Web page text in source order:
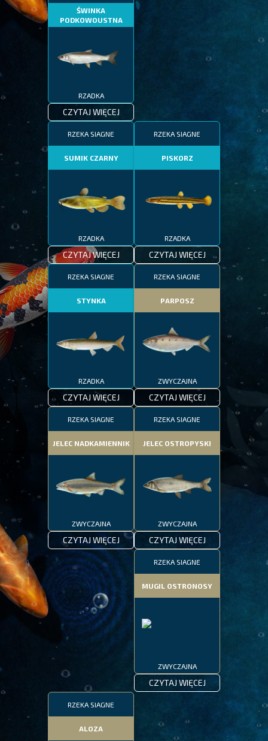
ŚWINKA
PODKOWOUSTNA
RZADKA
CZYTAJ WIĘCEJ
RZEKA SIAGNE
SUMIK CZARNY
RZADKA
CZYTAJ WIĘCEJ
RZEKA SIAGNE
PISKORZ
RZADKA
CZYTAJ WIĘCEJ
RZEKA SIAGNE
STYNKA
RZADKA
CZYTAJ WIĘCEJ
RZEKA SIAGNE
PARPOSZ
ZWYCZAJNA
CZYTAJ WIĘCEJ
RZEKA SIAGNE
JELEC NADKAMIENNIK
ZWYCZAJNA
CZYTAJ WIĘCEJ
RZEKA SIAGNE
JELEC OSTROPYSKI
ZWYCZAJNA
CZYTAJ WIĘCEJ
RZEKA SIAGNE
MUGIL OSTRONOSY
ZWYCZAJNA
CZYTAJ WIĘCEJ
RZEKA SIAGNE
ALOZA